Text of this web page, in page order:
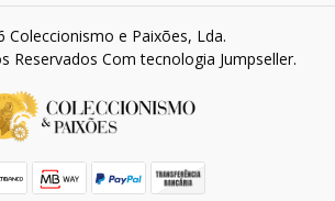
Coleccionismo e Paixões, Lda.
Reservados Com tecnologia Jumpseller.